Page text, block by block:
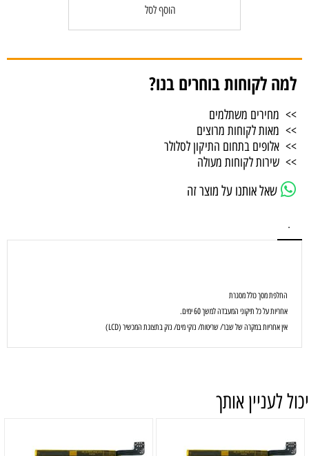
הוסף לסל
למה לקוחות בוחרים בנו?
>> מחירים משתלמים
>> מאות לקוחות מרוצים
>> אלופים בתחום התיקון לסלולר
>> שירות לקוחות מעולה
שאל אותנו על מוצר זה
.
החלפת מסך כולל מסגרת
אחריות על כל תיקוני המעבדה למשך 60 ימים.
אין אחריות במקרה של שבר/ שריטות/ נזקי מים/ נזק בתצוגת המכשיר (LCD)
יכול לעניין אותך